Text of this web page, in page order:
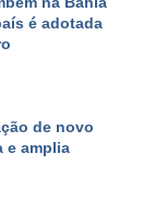
é adotada
de novo
e amplia